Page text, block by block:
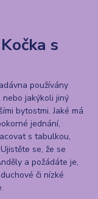
s
používány
nebo jakýkoli jiný
bytostmi. Jaké má
jednání,
s tabulkou,
se, že se
a požádáte je,
či nízké